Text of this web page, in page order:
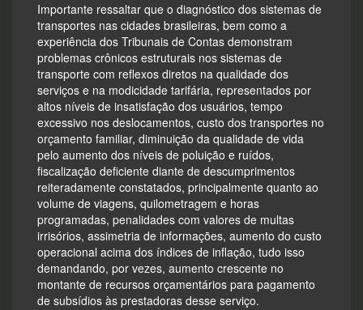
Importante ressaltar que o diagnóstico dos sistemas de
transportes nas cidades brasileiras, bem como a
experiência dos Tribunais de Contas demonstram
problemas crônicos estruturais nos sistemas de
transporte com reflexos diretos na qualidade dos
serviços e na modicidade tarifária, representados por
altos níveis de insatisfação dos usuários, tempo
excessivo nos deslocamentos, custo dos transportes no
orçamento familiar, diminuição da qualidade de vida
pelo aumento dos níveis de poluição e ruídos,
fiscalização deficiente diante de descumprimentos
reiteradamente constatados, principalmente quanto ao
volume de viagens, quilometragem e horas
programadas, penalidades com valores de multas
irrisórios, assimetria de informações, aumento do custo
operacional acima dos índices de inflação, tudo isso
demandando, por vezes, aumento crescente no
montante de recursos orçamentários para pagamento
de subsídios às prestadoras desse serviço.